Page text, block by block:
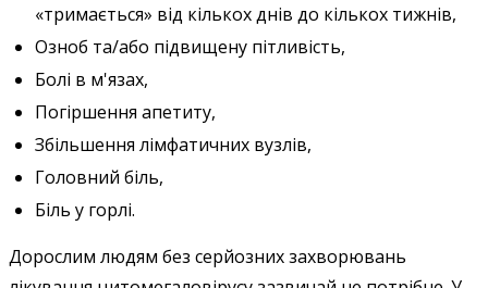
«тримається» від кількох днів до кількох тижнів,
Озноб та/або підвищену пітливість,
Болі в м'язах,
Погіршення апетиту,
Збільшення лімфатичних вузлів,
Головний біль,
Біль у горлі.
Дорослим людям без серйозних захворювань